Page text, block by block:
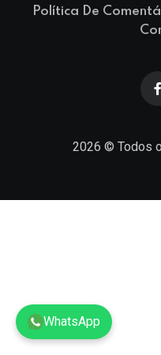
Política De
2026 © Todos
WhatsApp